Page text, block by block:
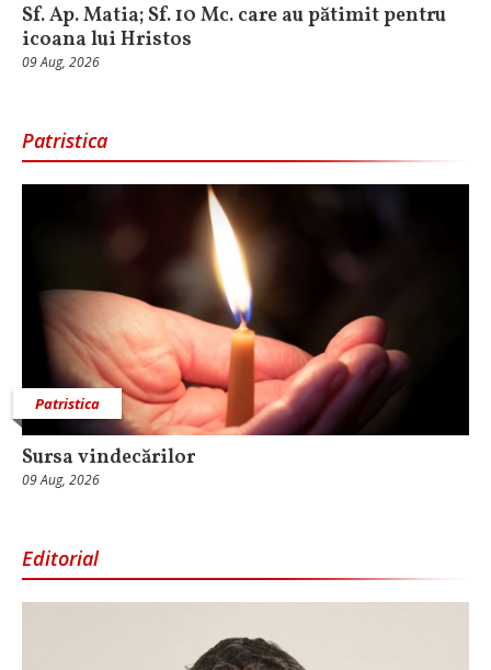
Sf. Ap. Matia; Sf. 10 Mc. care au pătimit pentru
icoana lui Hristos
09 Aug, 2026
Patristica
Patristica
Sursa vindecărilor
09 Aug, 2026
Editorial